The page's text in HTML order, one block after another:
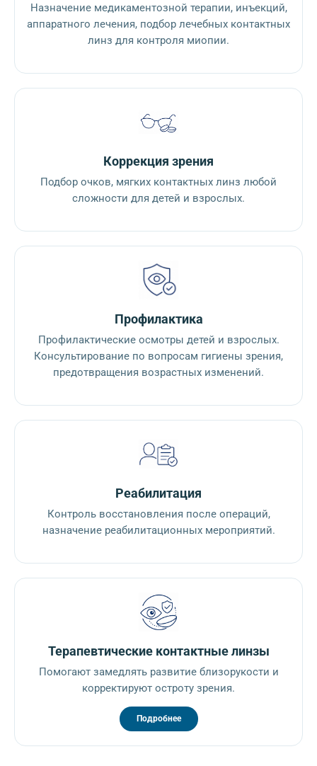
Назначение медикаментозной терапии, инъекций,
аппаратного лечения, подбор лечебных контактных
линз для контроля миопии.
Коррекция зрения
Подбор очков, мягких контактных линз любой
сложности для детей и взрослых.
Профилактика
Профилактические осмотры детей и взрослых.
Консультирование по вопросам гигиены зрения,
предотвращения возрастных изменений.
Реабилитация
Контроль восстановления после операций,
назначение реабилитационных мероприятий.
Терапевтические контактные линзы
Помогают замедлять развитие близорукости и
корректируют остроту зрения.
Подробнее